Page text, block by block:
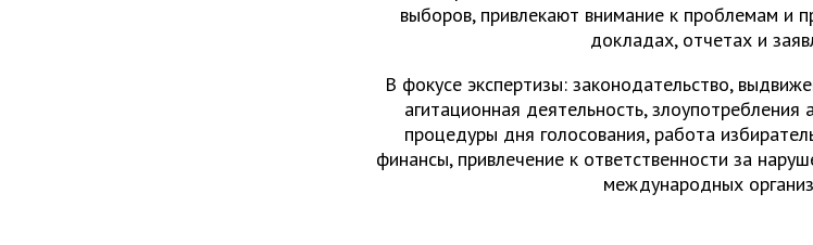
выборов, привлекают внимание к проблемам и
докладах, отчетах и
В фокусе экспертизы: законодательство,
агитационная деятельность,
процедуры дня голосования, работа
финансы, привлечение к ответственности за
международных